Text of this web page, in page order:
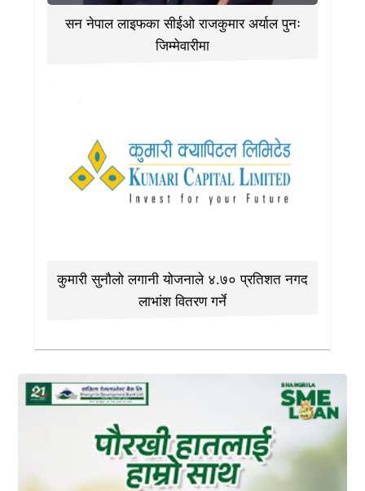
सन नेपाल लाइफका सीईओ राजकुमार अर्याल पुनः
जिम्मेवारीमा
कुमारी सुनौलो लगानी योजनाले ४.७० प्रतिशत नगद
लाभांश वितरण गर्ने